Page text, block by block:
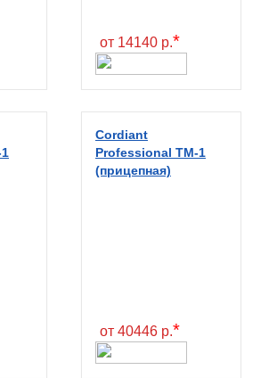
от 14140 р.*
Cordiant
Professional TM-1
(прицепная)
от 40446 р.*